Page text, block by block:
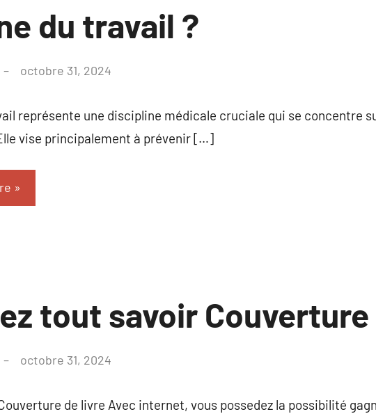
du travail ?
octobre 31, 2024
représente une discipline médicale cruciale qui se concentre
vise principalement à prévenir […]
tout savoir
octobre 31, 2024
de livre Avec internet, vous possedez la possibilité